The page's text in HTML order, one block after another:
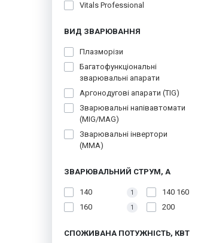
Vitals Professional
ВИД ЗВАРЮВАННЯ
Плазморізи
Багатофункціональні
зварювальні апарати
Аргонодугові апарати (TIG)
Зварювальні напівавтомати
(MIG/MAG)
Зварювальні інвертори
(MMA)
ЗВАРЮВАЛЬНИЙ СТРУМ, А
140 1 140 160
160 1 200
СПОЖИВАНА ПОТУЖНІСТЬ, КВТ